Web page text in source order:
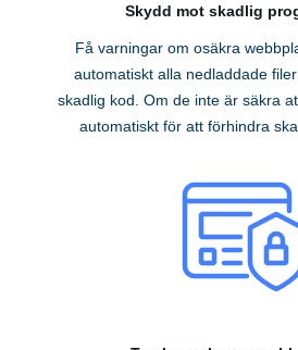
Skydd mot skadlig
Få varningar om osäkra
automatiskt alla nedladdade
skadlig kod. Om de inte är säkra
automatiskt för att förhindra